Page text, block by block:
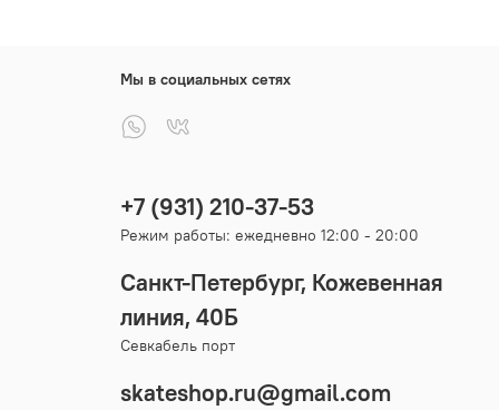
Мы в социальных сетях
+7 (931) 210-37-53
Режим работы: ежедневно 12:00 - 20:00
Санкт-Петербург, Кожевенная
линия, 40Б
Севкабель порт
skateshop.ru@gmail.com